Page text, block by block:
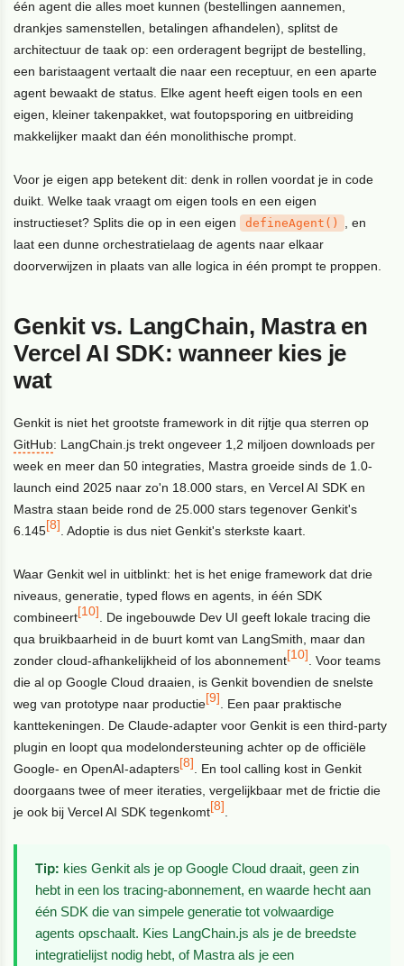
één agent die alles moet kunnen (bestellingen aannemen,
drankjes samenstellen, betalingen afhandelen), splitst de
architectuur de taak op: een orderagent begrijpt de bestelling,
een baristaagent vertaalt die naar een receptuur, en een aparte
agent bewaakt de status. Elke agent heeft eigen tools en een
eigen, kleiner takenpakket, wat foutopsporing en uitbreiding
makkelijker maakt dan één monolithische prompt.
Voor je eigen app betekent dit: denk in rollen voordat je in code
duikt. Welke taak vraagt om eigen tools en een eigen
instructieset? Splits die op in een eigen
defineAgent()
, en
laat een dunne orchestratielaag de agents naar elkaar
doorverwijzen in plaats van alle logica in één prompt te proppen.
Genkit vs. LangChain, Mastra en
Vercel AI SDK: wanneer kies je
wat
Genkit is niet het grootste framework in dit rijtje qua sterren op
GitHub: LangChain.js trekt ongeveer 1,2 miljoen downloads per
week en meer dan 50 integraties, Mastra groeide sinds de 1.0-
launch eind 2025 naar zo'n 18.000 stars, en Vercel AI SDK en
Mastra staan beide rond de 25.000 stars tegenover Genkit's
6.145[8] . Adoptie is dus niet Genkit's sterkste kaart.
Waar Genkit wel in uitblinkt: het is het enige framework dat drie
niveaus, generatie, typed flows en agents, in één SDK
combineert[10] . De ingebouwde Dev UI geeft lokale tracing die
qua bruikbaarheid in de buurt komt van LangSmith, maar dan
zonder cloud-afhankelijkheid of los abonnement[10] . Voor teams
die al op Google Cloud draaien, is Genkit bovendien de snelste
weg van prototype naar productie[9] . Een paar praktische
kanttekeningen. De Claude-adapter voor Genkit is een third-party
plugin en loopt qua modelondersteuning achter op de officiële
Google- en OpenAI-adapters[8] . En tool calling kost in Genkit
doorgaans twee of meer iteraties, vergelijkbaar met de frictie die
je ook bij Vercel AI SDK tegenkomt[8]
Tip: kies Genkit als je op Google Cloud draait, geen zin
hebt in een los tracing-abonnement, en waarde hecht aan
één SDK die van simpele generatie tot volwaardige
agents opschaalt. Kies LangChain.js als je de breedste
integratielijst nodig hebt, of Mastra als je een